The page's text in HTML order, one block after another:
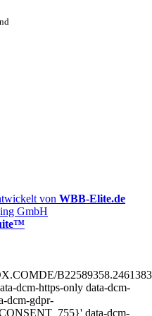
von WBB-Elite.de
GmbH
dcm-https-only data-dcm-
dcm-gdpr-
data-dcm-